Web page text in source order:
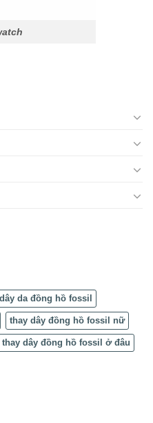
da đồng hồ fossil
thay dây đồng hồ fossil nữ
thay dây đồng hồ fossil ở đâu